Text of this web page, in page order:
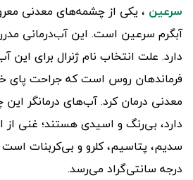
سرعین ، یکی از چشمه‌های معدنی
آبگرم سرعین است. این آب‌درمانی
دارد. علت انتخاب نام ژنرال برای این
فرماندهان روس است که جراحت پای
معدنی درمان کرد. آب‌های‌ درمانگر
دارد، بی‌رنگ و اسیدی هستند؛ غنی از
درجه سانتی‌‌گراد می‌رسد.